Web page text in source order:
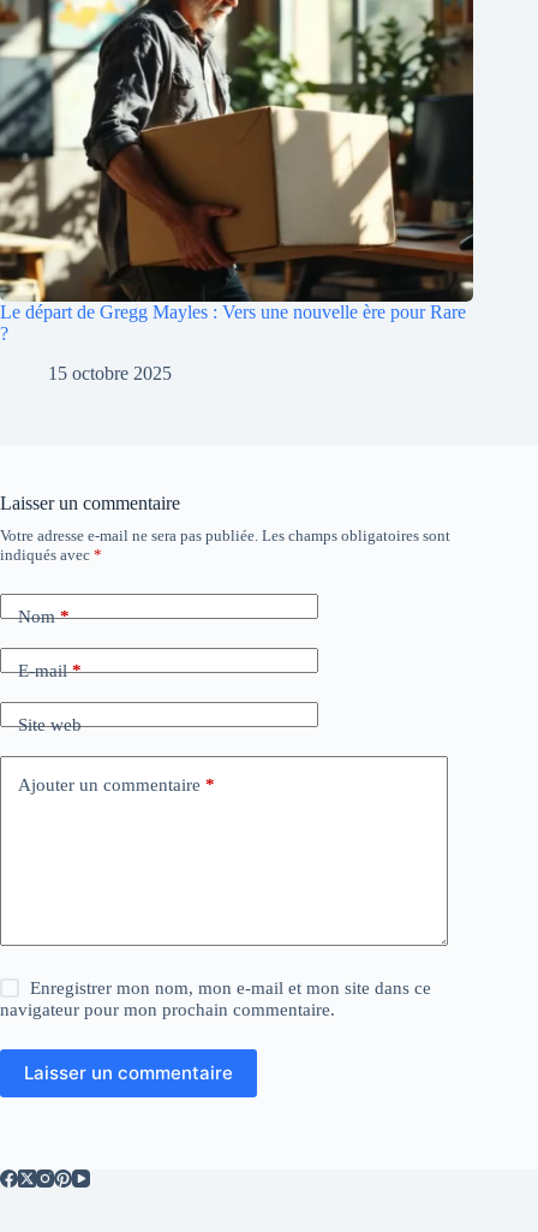
Le départ de Gregg Mayles : Vers une nouvelle ère pour Rare
?
15 octobre 2025
Laisser un commentaire
Votre adresse e-mail ne sera pas publiée. Les champs obligatoires sont
indiqués avec *
Nom*
E-mail*
Site web
Ajouter un commentaire *
Enregistrer mon nom, mon e-mail et mon site dans ce
navigateur pour mon prochain commentaire.
Laisser un commentaire
A
l
e
r
n
i
v
e